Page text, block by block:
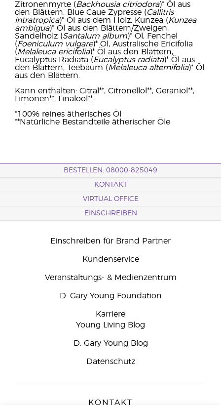
Zitronenmyrte (Backhousia citriodora)* Öl aus
den Blättern, Blue Caue Zypresse (Callitris
intratropica)* Öl aus dem Holz, Kunzea (Kunzea
ambigua)* Öl aus den Blättern/Zweigen,
Sandelholz (Santalum album)* Öl, Fenchel
(Foeniculum vulgare)* Öl, Australische Ericifolia
(Melaleuca ericifolia)* Öl aus den Blättern,
Eucalyptus Radiata (Eucalyptus radiata)* Öl aus
den Blättern, Teebaum (Melaleuca alternifolia)* Öl
aus den Blättern.
Kann enthalten: Citral**, Citronellol**, Geraniol**,
Limonen**, Linalool**.
*100% reines ätherisches Öl
**Natürliche Bestandteile ätherischer Öle
BESTELLEN: 08000-825049
KONTAKT
VIRTUAL OFFICE
EINSCHREIBEN
Einschreiben für Brand Partner
Kundenservice
Veranstaltungs- & Medienzentrum
D. Gary Young Foundation
Karriere
Young Living Blog
D. Gary Young Blog
Datenschutz
KONTAKT